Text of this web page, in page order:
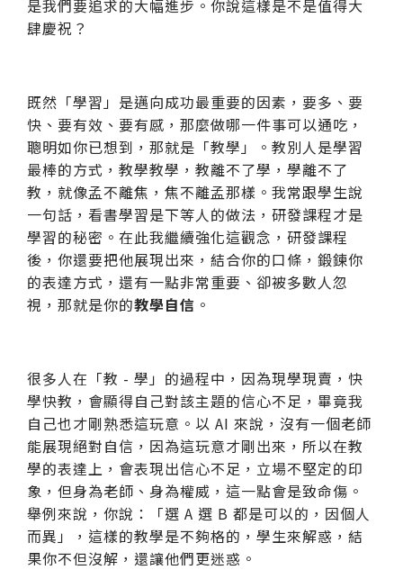
是我們要追求的大幅進步。你說這樣是不是值得大
肆慶祝？
既然「學習」是邁向成功最重要的因素，要多、要
快、要有效、要有感，那麼做哪一件事可以通吃，
聰明如你已想到，那就是「教學」。教別人是學習
最棒的方式，教學教學，教離不了學，學離不了
教，就像孟不離焦，焦不離孟那樣。我常跟學生說
一句話，看書學習是下等人的做法，研發課程才是
學習的秘密。在此我繼續強化這觀念，研發課程
後，你還要把他展現出來，結合你的口條，鍛鍊你
的表達方式，還有一點非常重要、卻被多數人忽
視，那就是你的教學自信 。
很多人在「教 - 學」的過程中，因為現學現賣，快
學快教，會顯得自己對該主題的信心不足，畢竟我
自己也才剛熟悉這玩意。以 AI 來說，沒有一個老師
能展現絕對自信，因為這玩意才剛出來，所以在教
學的表達上，會表現出信心不足，立場不堅定的印
象，但身為老師、身為權威，這一點會是致命傷。
舉例來說，你說：「選 A 選 B 都是可以的，因個人
而異」，這樣的教學是不夠格的，學生來解惑，結
果你不但沒解，還讓他們更迷惑。